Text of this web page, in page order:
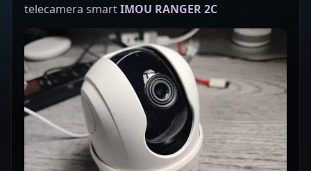
telecamera smartIMOU RANGER 2C